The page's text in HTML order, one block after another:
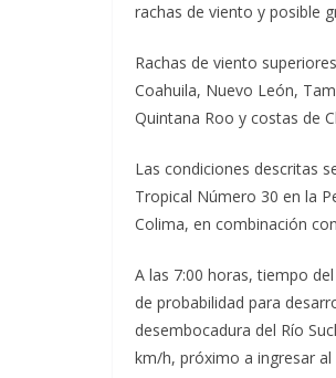
rachas de viento y posible
Rachas de viento
Coahuila, Nuevo León,
Quintana Roo y costas de
Las condiciones descritas
Tropical Número 30 en la
Colima, en combinación
A las 7:00 horas, tiempo
de probabilidad para
desembocadura del Río
km/h, próximo a ingresar